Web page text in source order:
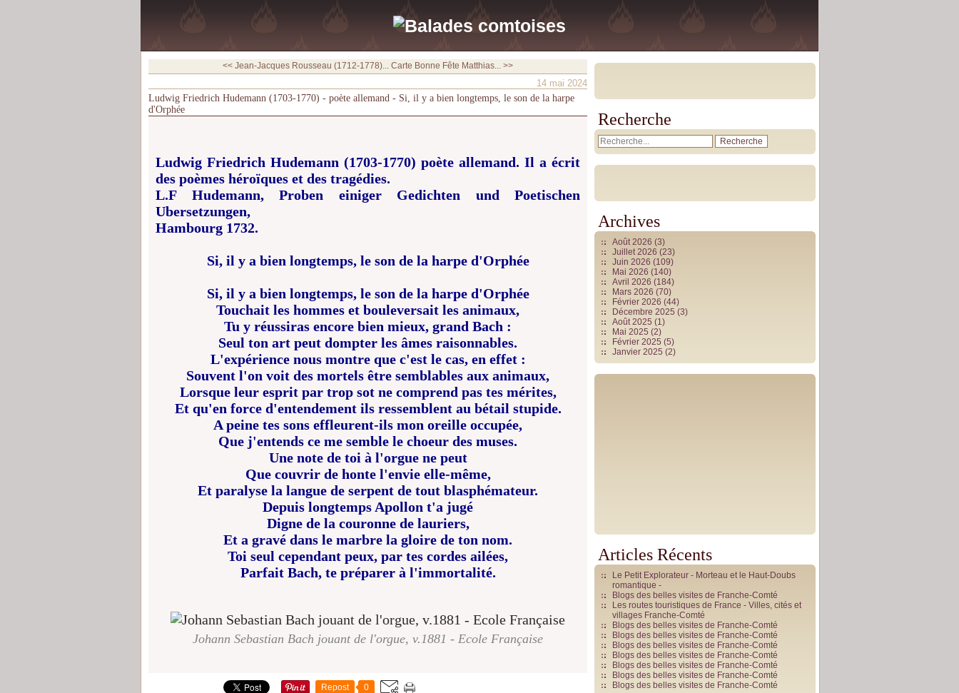
<< Jean-Jacques Rousseau (1712-1778)... Carte Bonne Fête Matthias... >>
14 mai 2024
Ludwig Friedrich Hudemann (1703-1770) - poète allemand - Si, il y a bien longtemps, le son de la harpe
d'Orphée
Ludwig Friedrich Hudemann (1703-1770) poète allemand. Il a écrit
des poèmes héroïques et des tragédies.
L.F Hudemann, Proben einiger Gedichten und Poetischen
Ubersetzungen,
Hambourg 1732.
Si, il y a bien longtemps, le son de la harpe d'Orphée
Si, il y a bien longtemps, le son de la harpe d'Orphée
Touchait les hommes et bouleversait les animaux,
Tu y réussiras encore bien mieux, grand Bach :
Seul ton art peut dompter les âmes raisonnables.
L'expérience nous montre que c'est le cas, en effet :
Souvent l'on voit des mortels être semblables aux animaux,
Lorsque leur esprit par trop sot ne comprend pas tes mérites,
Et qu'en force d'entendement ils ressemblent au bétail stupide.
A peine tes sons effleurent-ils mon oreille occupée,
Que j'entends ce me semble le choeur des muses.
Une note de toi à l'orgue ne peut
Que couvrir de honte l'envie elle-même,
Et paralyse la langue de serpent de tout blasphémateur.
Depuis longtemps Apollon t'a jugé
Digne de la couronne de lauriers,
Et a gravé dans le marbre la gloire de ton nom.
Toi seul cependant peux, par tes cordes ailées,
Parfait Bach, te préparer à l'immortalité.
Johann Sebastian Bach jouant de l'orgue, v.1881 - Ecole Française
Repost 0
Recherche
Archives
Août 2026 (3)
Juillet 2026 (23)
Juin 2026 (109)
Mai 2026 (140)
Avril 2026 (184)
Mars 2026 (70)
Février 2026 (44)
Décembre 2025 (3)
Août 2025 (1)
Mai 2025 (2)
Février 2025 (5)
Janvier 2025 (2)
Articles Récents
Le Petit Explorateur - Morteau et le Haut-Doubs
romantique -
Blogs des belles visites de Franche-Comté
Les routes touristiques de France - Villes, cités et
villages Franche-Comté
Blogs des belles visites de Franche-Comté
Blogs des belles visites de Franche-Comté
Blogs des belles visites de Franche-Comté
Blogs des belles visites de Franche-Comté
Blogs des belles visites de Franche-Comté
Blogs des belles visites de Franche-Comté
Blogs des belles visites de Franche-Comté